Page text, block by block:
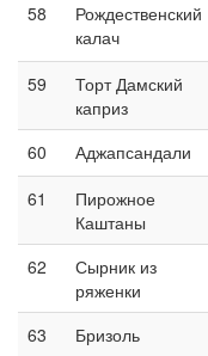
58
Рождественский
калач
59
Торт Дамский
каприз
60 Аджапсандали
61
Пирожное
Каштаны
62
Сырник из
ряженки
63
Бризоль